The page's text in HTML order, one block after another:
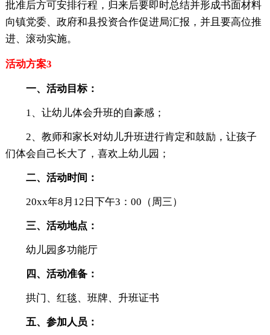
批准后方可安排行程，归来后要即时总结并形成书面材料
向镇党委、政府和县投资合作促进局汇报，并且要高位推
进、滚动实施。
活动方案3
一、活动目标：
1、让幼儿体会升班的自豪感；
2、教师和家长对幼儿升班进行肯定和鼓励，让孩子
们体会自己长大了，喜欢上幼儿园；
二、活动时间：
20xx年8月12日下午3：00（周三）
三、活动地点：
幼儿园多功能厅
四、活动准备：
拱门、红毯、班牌、升班证书
五、参加人员：